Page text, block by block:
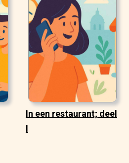
In een restaurant; deel
I